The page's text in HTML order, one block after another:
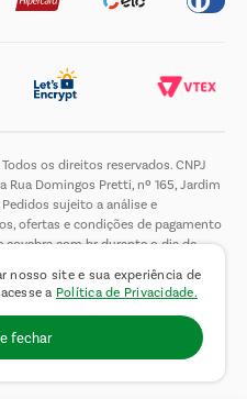
nosso site e sua experiência de
a Política de Privacidade.
fechar
os direitos reservados. CNPJ
Rua Domingos Pretti, nº 165, Jardim
Pedidos sujeito a análise e
ofertas e condições de pagamento
durante o dia de
por compra por cliente. Não
ilustrativas.É proibida a venda e a
de 18 (dezoito) anos, conforme Lei
Criança e do Adolescente).